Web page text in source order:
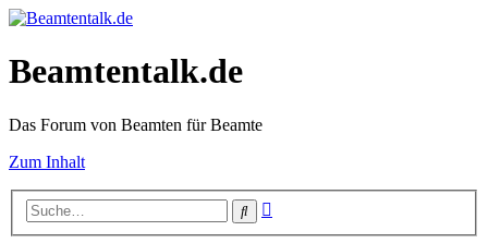
Beamtentalk.de
Das Forum von Beamten für Beamte
Zum Inhalt
Suche